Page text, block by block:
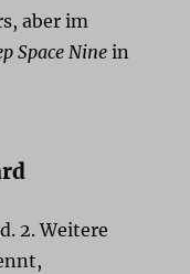
aber im
Space Nine in
2. Weitere